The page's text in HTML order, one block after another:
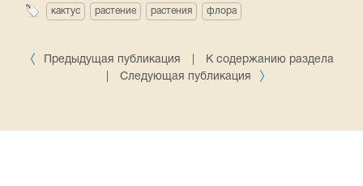
кактус растение растения флора
Предыдущая публикация
К содержанию раздела
Следующая публикация